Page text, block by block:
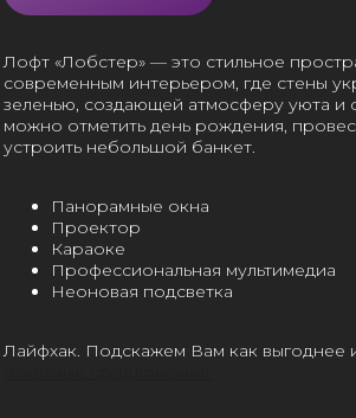
Лофт «Лобстер» — это стильное
современным интерьером, где стены
зеленью, создающей атмосферу уюта и
можно отметить день рождения,
устроить небольшой банкет.
Панорамные окна
Проектор
Караоке
Профессиональная мультимедиа
Неоновая подсветка
Лайфхак. Подскажем Вам как выгоднее